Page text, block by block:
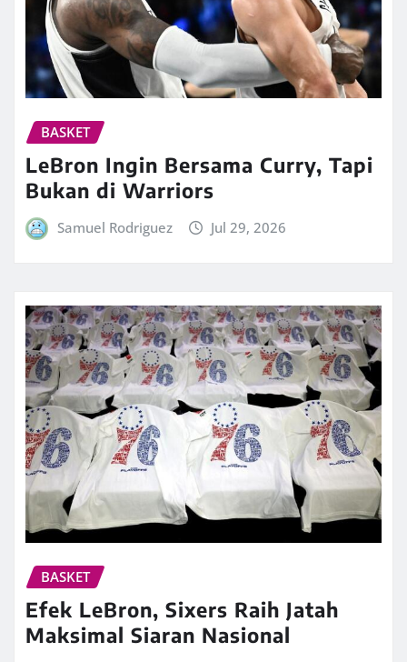
BASKET
LeBron Ingin Bersama Curry, Tapi
Bukan di Warriors
Samuel Rodriguez Jul 29, 2026
BASKET
Efek LeBron, Sixers Raih Jatah
Maksimal Siaran Nasional